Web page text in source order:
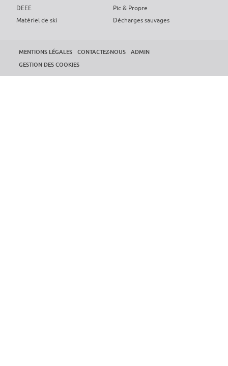
DEEE
Matériel de ski
Pic & Propre
Décharges sauvages
MENTIONS LÉGALES CONTACTEZ-NOUS
ADMIN
GESTION DES COOKIES